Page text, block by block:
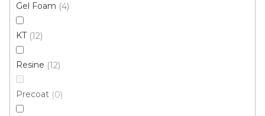
Gel Foam 4
KT 12
Resine 12
Precoat 0
175 Kč
4 m
Novinka